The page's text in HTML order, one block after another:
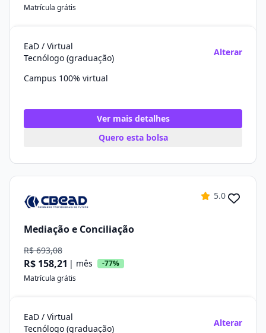
Matrícula grátis
EaD / Virtual
Tecnólogo (graduação)
Alterar
Campus 100% virtual
Ver mais detalhes
Quero esta bolsa
5.0
Mediação e Conciliação
R$ 693,08
R$ 158,21 | mês
-77%
Matrícula grátis
EaD / Virtual
Tecnólogo (graduação)
Alterar